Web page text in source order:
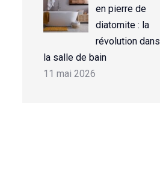
en pierre de
diatomite : la
révolution dans
la salle de bain
11 mai 2026